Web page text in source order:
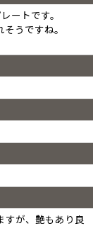
ートです。
うですね。
すが、艶もあり良